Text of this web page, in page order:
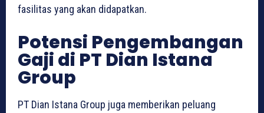
fasilitas yang akan didapatkan.
Potensi Pengembangan
Gaji di PT Dian Istana
Group
PT Dian Istana Group juga memberikan peluang